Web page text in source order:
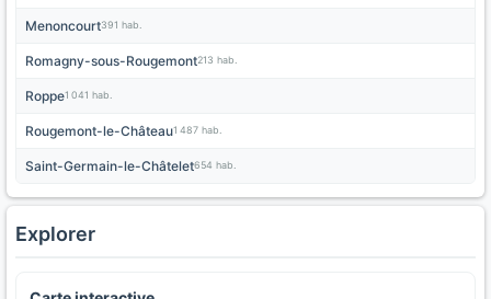
Menoncourt391 hab.
Romagny-sous-Rougemont213 hab.
Roppe1 041 hab.
Rougemont-le-Château1 487 hab.
Saint-Germain-le-Châtelet654 hab.
Explorer